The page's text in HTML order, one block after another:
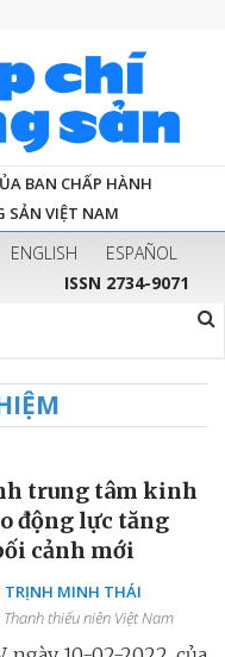
BAN CHẤP HÀNH
SẢN VIỆT NAM
ENGLISH
ESPAÑOL
ISSN 2734-9071
trung tâm kinh
động lực tăng
cảnh mới
TRỊNH MINH THÁI
thiếu niên Việt Nam